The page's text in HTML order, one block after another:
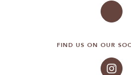
FIND US ON OUR